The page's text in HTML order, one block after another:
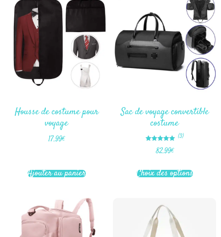
Housse de costume pour
voyage
17.99€
Ajouter au panier
Sac de voyage convertible
costume
Note
5.00
(3)
82.99€
Choix des options